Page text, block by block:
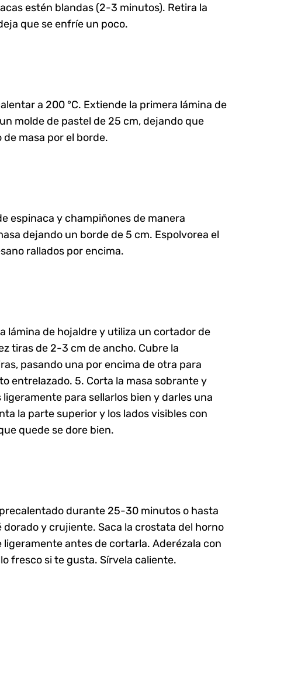
estén blandas (2-3 minutos). Retira la
que se enfríe un poco.
a 200 °C. Extiende la primera lámina de
molde de pastel de 25 cm, dejando que
masa por el borde.
espinaca y champiñones de manera
dejando un borde de 5 cm. Espolvorea el
rallados por encima.
lámina de hojaldre y utiliza un cortador de
tiras de 2-3 cm de ancho. Cubre la
pasando una por encima de otra para
entrelazado. 5. Corta la masa sobrante y
para sellarlos bien y darles una
la parte superior y los lados visibles con
quede se dore bien.
durante 25-30 minutos o hasta
dorado y crujiente. Saca la crostata del horno
ligeramente antes de cortarla. Aderézala con
fresco si te gusta. Sírvela caliente.